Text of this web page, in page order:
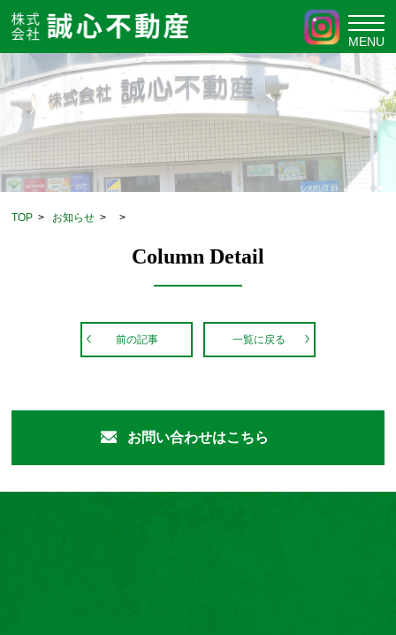
TOP > お知らせ > >
Column Detail
前の記事 一覧に戻る
お問い合わせはこちら